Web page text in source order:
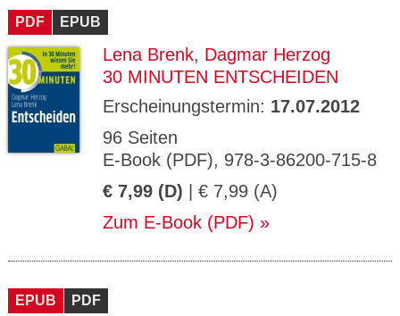
PDF EPUB
Lena Brenk, Dagmar Herzog
30 MINUTEN ENTSCHEIDEN
Erscheinungstermin: 17.07.2012
96 Seiten
E-Book (PDF), 978-3-86200-715-8
€ 7,99 (D) | € 7,99 (A)
Zum E-Book (PDF)
EPUB PDF
ESSION
_ID
verlag.
de
GV_CO
OKIES
gabal-
Speichert den Zustimmungsstatus des
Benutzers für Cookies auf der aktuellen
Domäne.